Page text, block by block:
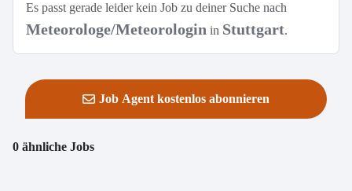
Es passt gerade leider kein Job zu deiner Suche nach
Meteorologe/Meteorologin in Stuttgart.
Job Agent kostenlos abonnieren
0 ähnliche Jobs